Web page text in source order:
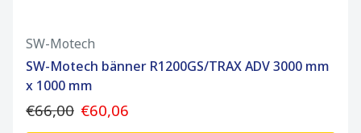
SW-Motech
SW-Motech bänner R1200GS/TRAX ADV 3000 mm
x 1000 mm
€66,00 €60,06